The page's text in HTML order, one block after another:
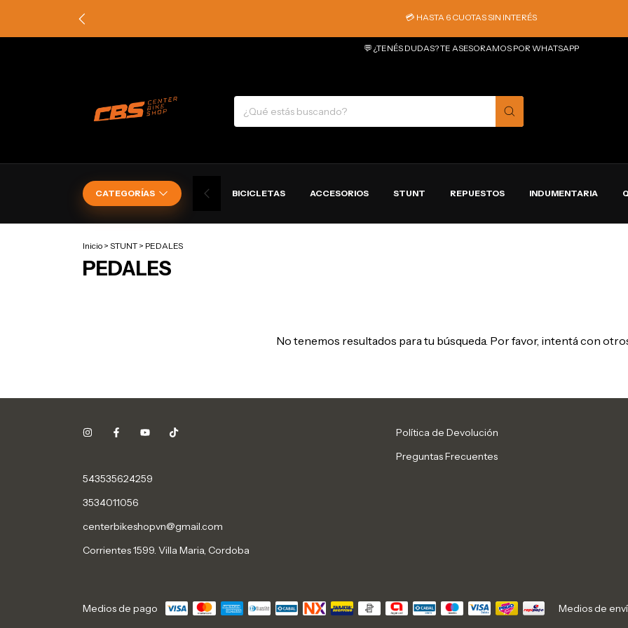
💳 HASTA 6 CUOTAS SIN INTERÉS
💬 ¿TENÉS DUDAS? TE ASESORAMOS POR WHATSAPP
CATEGORÍAS BICICLETAS ACCESORIOS STUNT REPUESTOS INDUMENTARIA
Inicio > STUNT > PEDALES
PEDALES
No tenemos resultados para tu búsqueda. Por favor, intentá con
543535624259
3534011056
centerbikeshopvn@gmail.com
Corrientes 1599. Villa Maria, Cordoba
Política de Devolución
Preguntas Frecuentes
Medios de pago Medios de